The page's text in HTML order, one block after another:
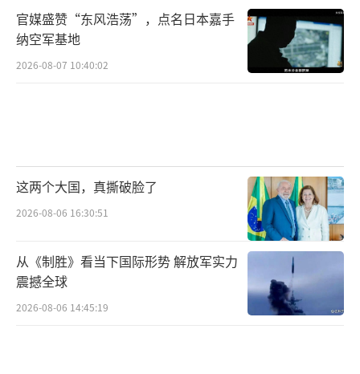
官媒盛赞“东风浩荡”，点名日本嘉手
纳空军基地
2026-08-07 10:40:02
这两个大国，真撕破脸了
2026-08-06 16:30:51
从《制胜》看当下国际形势 解放军实力
震撼全球
2026-08-06 14:45:19